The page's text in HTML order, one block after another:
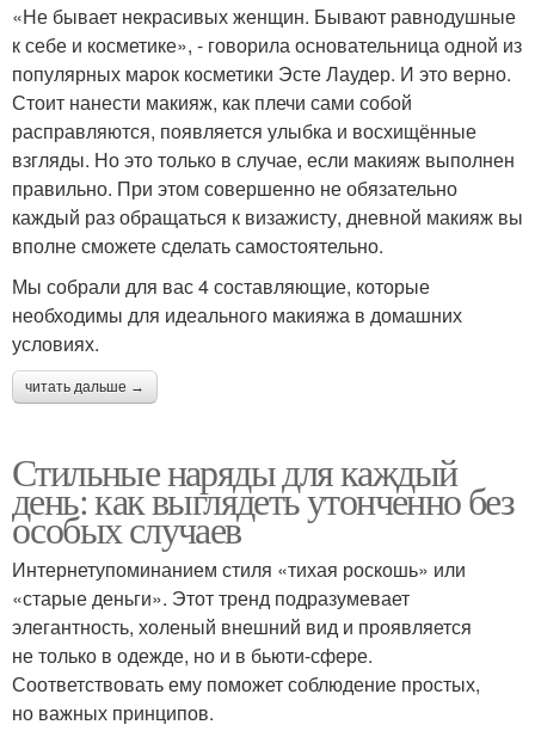
«Не бывает некрасивых женщин. Бывают равнодушные
к себе и косметике», - говорила основательница одной из
популярных марок косметики Эсте Лаудер. И это верно.
Стоит нанести макияж, как плечи сами собой
расправляются, появляется улыбка и восхищённые
взгляды. Но это только в случае, если макияж выполнен
правильно. При этом совершенно не обязательно
каждый раз обращаться к визажисту, дневной макияж вы
вполне сможете сделать самостоятельно.
Мы собрали для вас 4 составляющие, которые
необходимы для идеального макияжа в домашних
условиях.
читать дальше →
Стильные наряды для каждый
день: как выглядеть утонченно без
особых случаев
Интернетупоминанием стиля «тихая роскошь» или
«старые деньги». Этот тренд подразумевает
элегантность, холеный внешний вид и проявляется
не только в одежде, но и в бьюти-сфере.
Соответствовать ему поможет соблюдение простых,
но важных принципов.